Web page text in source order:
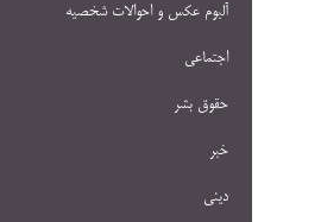
آلبوم عکس و احوالات شخصيه
اجتماعی
حقوق بشر
خبر
دینی